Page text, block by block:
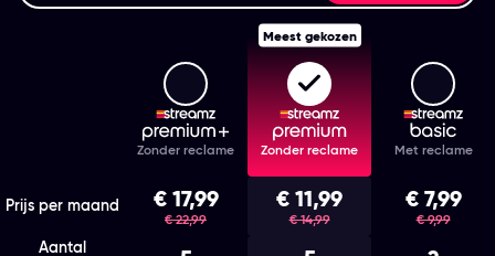
Kies het abonnement en de looptijd die bij je past
Streamz Premium+
Zonder reclame
Meest gekozen
Streamz Premium
Zonder reclame Met reclame
Prijs per maand € 17,99
was
€ 22,99
€ 11,99
was
€ 14,99
€ 7,99
was
€ 9,99
Aantal